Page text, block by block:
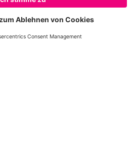
SPENDEN